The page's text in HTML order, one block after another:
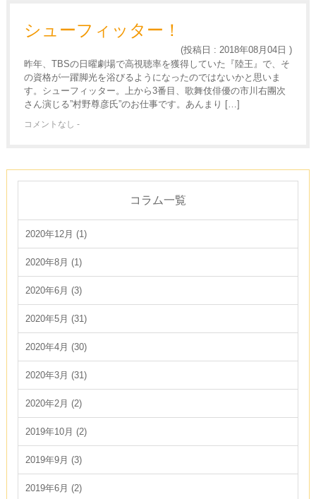
シューフィッター！
(投稿日 : 2018年08月04日 )
昨年、TBSの日曜劇場で高視聴率を獲得していた『陸王』で、そ
の資格が一躍脚光を浴びるようになったのではないかと思いま
す。シューフィッター。上から3番目、歌舞伎俳優の市川右團次
さん演じる”村野尊彦氏”のお仕事です。あんまり […]
コメントなし -
コラム一覧
2020年12月 (1)
2020年8月 (1)
2020年6月 (3)
2020年5月 (31)
2020年4月 (30)
2020年3月 (31)
2020年2月 (2)
2019年10月 (2)
2019年9月 (3)
2019年6月 (2)